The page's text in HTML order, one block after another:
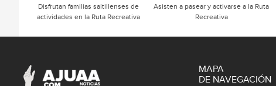
Disfrutan familias saltillenses de
actividades en la Ruta Recreativa
Asisten a pasear y activarse a la Ruta
Recreativa
MAPA
DE NAVEGACIÓN